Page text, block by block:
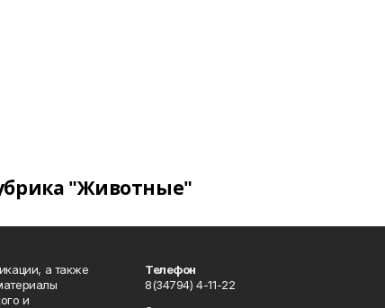
"Животные"
а также
и
Телефон
8(34794) 4-11-22